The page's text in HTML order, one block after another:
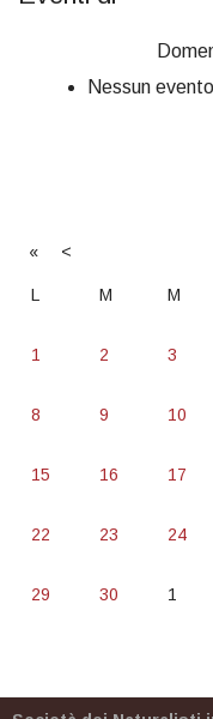
Nessun evento
« <
L M M
1 2 3
8 9 10
15 16 17
22 23 24
29 30 1